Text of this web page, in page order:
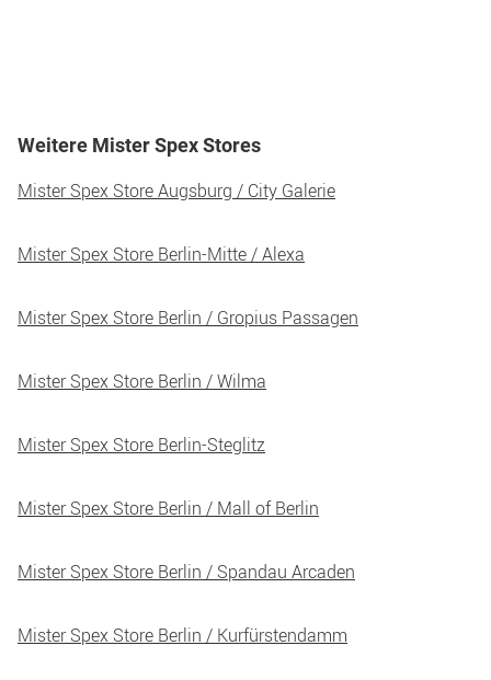
Weitere Mister Spex Stores
Mister Spex Store Augsburg / City Galerie
Mister Spex Store Berlin-Mitte / Alexa
Mister Spex Store Berlin / Gropius Passagen
Mister Spex Store Berlin / Wilma
Mister Spex Store Berlin-Steglitz
Mister Spex Store Berlin / Mall of Berlin
Mister Spex Store Berlin / Spandau Arcaden
Mister Spex Store Berlin / Kurfürstendamm